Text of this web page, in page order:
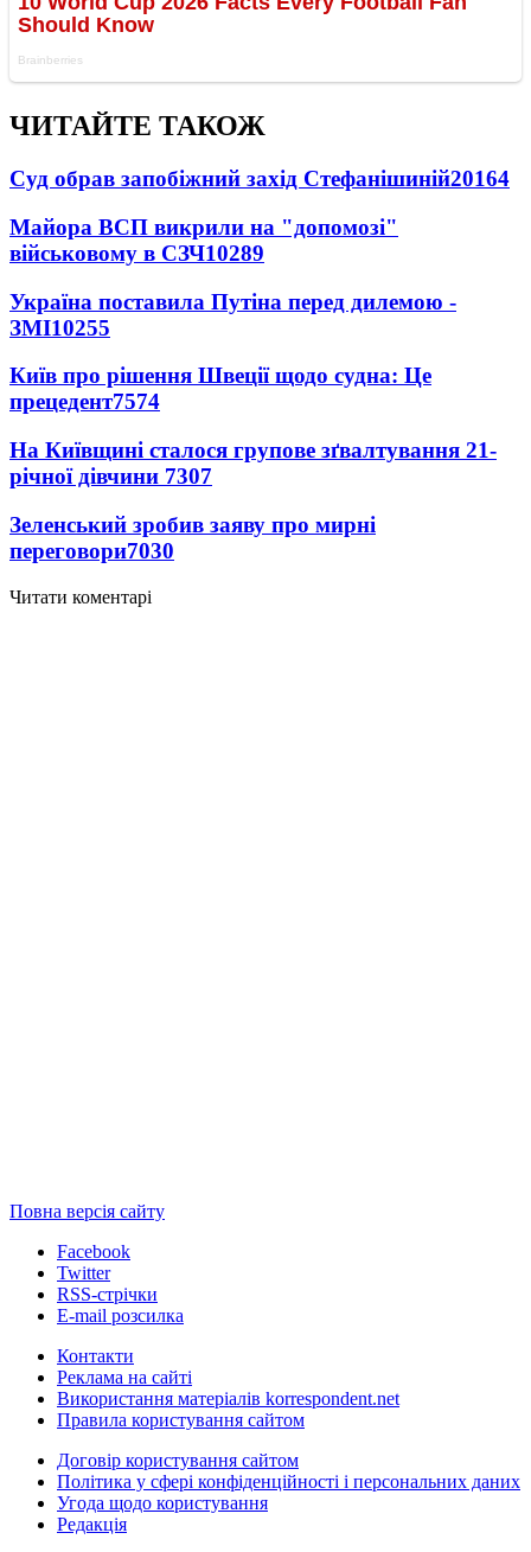
ЧИТАЙТЕ ТАКОЖ
Суд обрав запобіжний захід Стефанішиній20164
Майора ВСП викрили на "допомозі"
військовому в СЗЧ10289
Україна поставила Путіна перед дилемою -
ЗМІ10255
Київ про рішення Швеції щодо судна: Це
прецедент7574
На Київщині сталося групове зґвалтування 21-
річної дівчини 7307
Зеленський зробив заяву про мирні
переговори7030
Читати коментарі
Повна версія сайту
Facebook
Twitter
RSS-стрічки
E-mail розсилка
Контакти
Реклама на сайті
Використання матеріалів korrespondent.net
Правила користування сайтом
Договір користування сайтом
Політика у сфері конфіденційності і персональних даних
Угода щодо користування
Редакція